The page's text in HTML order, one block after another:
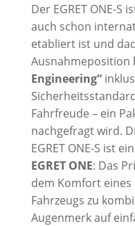
Der EGRET ONE-S
auch schon
etabliert ist und
Ausnahmeposition
Engineering“
Fahrfreude – ein
nachgefragt wird.
EGRET ONE-S ist
EGRET ONE: Das
dem Komfort
Fahrzeugs zu
Augenmerk auf